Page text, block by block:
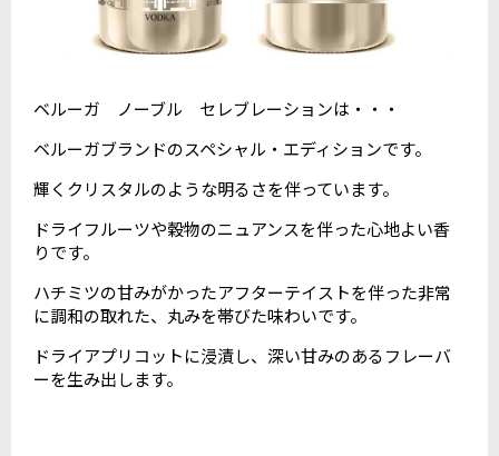
ベルーガ ノーブル セレブレーションは・・・
ベルーガブランドのスペシャル・エディションです。
輝くクリスタルのような明るさを伴っています。
ドライフルーツや穀物のニュアンスを伴った心地よい香
りです。
ハチミツの甘みがかったアフターテイストを伴った非常
に調和の取れた、丸みを帯びた味わいです。
ドライアプリコットに浸漬し、深い甘みのあるフレーバ
ーを生み出します。